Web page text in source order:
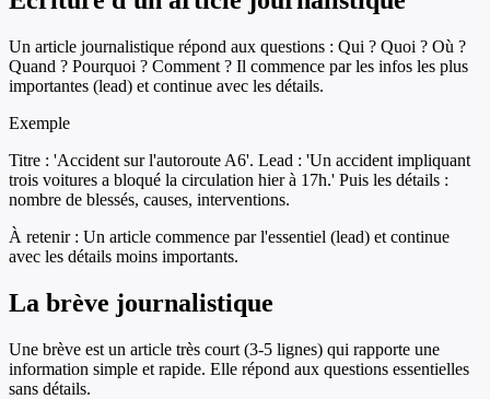
Un article journalistique répond aux questions : Qui ? Quoi ? Où ?
Quand ? Pourquoi ? Comment ? Il commence par les infos les plus
importantes (lead) et continue avec les détails.
Exemple
Titre : 'Accident sur l'autoroute A6'. Lead : 'Un accident impliquant
trois voitures a bloqué la circulation hier à 17h.' Puis les détails :
nombre de blessés, causes, interventions.
À retenir : Un article commence par l'essentiel (lead) et continue
avec les détails moins importants.
La brève journalistique
Une brève est un article très court (3-5 lignes) qui rapporte une
information simple et rapide. Elle répond aux questions essentielles
sans détails.